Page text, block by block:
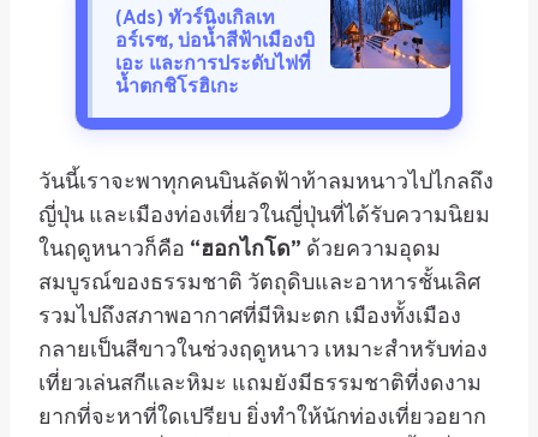
(Ads) ทัวร์นิงเกิลเท
อร์เรซ, บ่อน้ำสีฟ้าเมืองบิ
เอะ และการประดับไฟที่
น้ำตกชิโรฮิเกะ
วันนี้เราจะพาทุกคนบินลัดฟ้าท้าลมหนาวไปไกลถึง
ญี่ปุ่น และเมืองท่องเที่ยวในญี่ปุ่นที่ได้รับความนิยม
ในฤดูหนาวก็คือ “ฮอกไกโด” ด้วยความอุดม
สมบูรณ์ของธรรมชาติ วัตถุดิบและอาหารชั้นเลิศ
รวมไปถึงสภาพอากาศที่มีหิมะตก เมืองทั้งเมือง
กลายเป็นสีขาวในช่วงฤดูหนาว เหมาะสำหรับท่อง
เที่ยวเล่นสกีและหิมะ แถมยังมีธรรมชาติที่งดงาม
ยากที่จะหาที่ใดเปรียบ ยิ่งทำให้นักท่องเที่ยวอยาก